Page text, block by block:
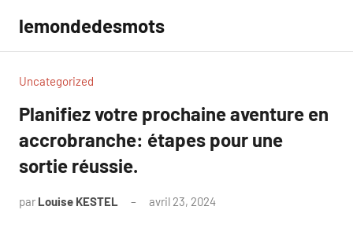
contenu
lemondedesmots
Uncategorized
Planifiez votre prochaine aventure en
accrobranche: étapes pour une
sortie réussie.
par Louise KESTEL avril 23, 2024